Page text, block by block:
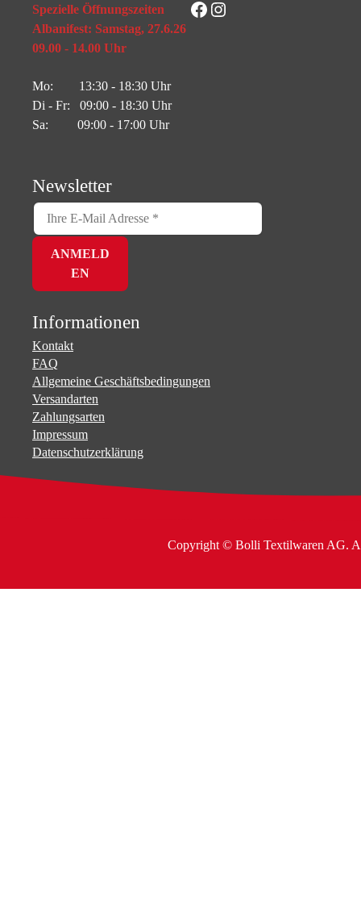
Spezielle Öffnungszeiten
Albanifest: Samstag, 27.6.26
09.00 - 14.00 Uhr
Mo: 13:30 - 18:30 Uhr
Di - Fr: 09:00 - 18:30 Uhr
Sa: 09:00 - 17:00 Uhr
Facebook
Instagram
Newsletter
Informationen
Kontakt
FAQ
Allgemeine Geschäftsbedingungen
Versandarten
Zahlungsarten
Impressum
Datenschutzerklärung
Copyright © Bolli Textilwaren AG.